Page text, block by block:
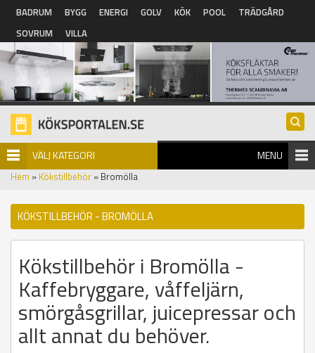
Hoppa till huvudinnehåll
BADRUM BYGG ENERGI GOLV KÖK POOL
TRÄDGÅRD
SOVRUM
VILLA
VÄLJ KATEGORI MENU
Hem » Kökstillbehör » Bromölla
KÖKSTILLBEHÖR - BROMÖLLA
Kökstillbehör i Bromölla -
Kaffebryggare, våffeljärn,
smörgåsgrillar, juicepressar och
allt annat du behöver.